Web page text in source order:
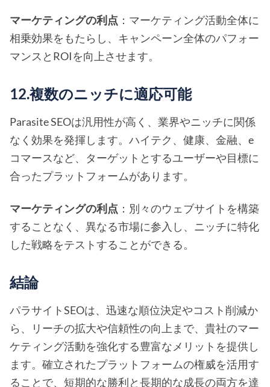
マーケティングの利点 ：マーケティング活動全体に
相乗効果をもたらし、キャンペーン全体のパフォー
マンスとROIを向上させます。
12.複数のニッチに適応可能
Parasite SEOは汎用性が高く、業界やニッチに関係
なく効果を発揮します。ハイテク、健康、金融、e
コマースなど、ターゲットとするユーザーや目標に
合ったプラットフォームがあります。
マーケティングの利点 ：別々のウェブサイトを構築
することなく、異なる市場に参入し、ニッチに特化
した戦略をテストすることができる。
結論
パラサイトSEOは、迅速な順位決定やコスト削減か
ら、リーチの拡大や信頼性の向上まで、貴社のマー
ケティング活動を強化する豊富なメリットを提供し
ます。確立されたプラットフォームの権威を活用す
ることで、短期的な勝利と長期的な成長の両方を達